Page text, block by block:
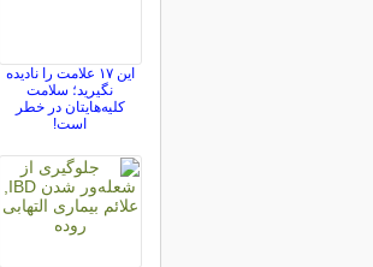
این ۱۷ علامت را نادیده
نگیرید؛ سلامت
کلیه‌هایتان در خطر
است!